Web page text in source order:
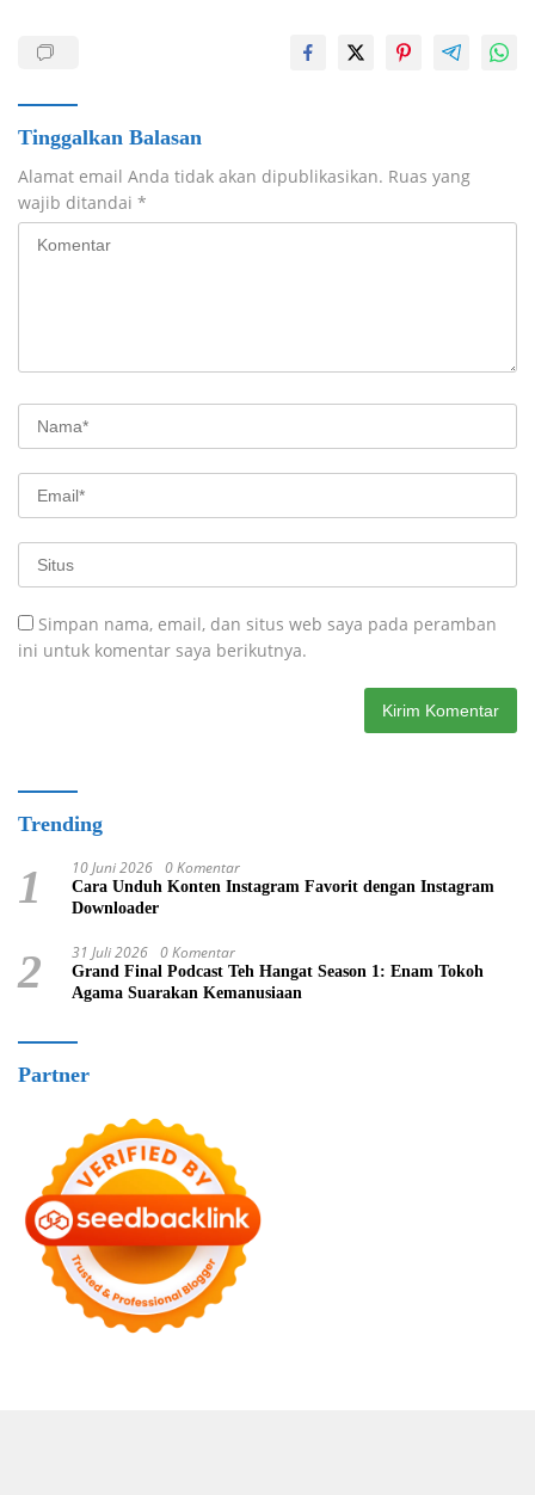
Tinggalkan Balasan
Alamat email Anda tidak akan dipublikasikan. Ruas yang
wajib ditandai *
Simpan nama, email, dan situs web saya pada peramban
ini untuk komentar saya berikutnya.
Trending
1 10 Juni 2026 0 Komentar
Cara Unduh Konten Instagram Favorit dengan Instagram
Downloader
2 31 Juli 2026 0 Komentar
Grand Final Podcast Teh Hangat Season 1: Enam Tokoh
Agama Suarakan Kemanusiaan
Partner